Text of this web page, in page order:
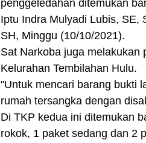
penggeledahan ditemukan
Iptu Indra Mulyadi Lubis, SE,
SH, Minggu (10/10/2021).
Sat Narkoba juga melakukan
Kelurahan Tembilahan Hulu.
"Untuk mencari barang bukti
rumah tersangka dengan
Di TKP kedua ini ditemukan
rokok, 1 paket sedang dan 2